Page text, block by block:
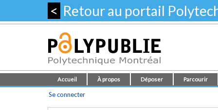
< Retour au portail
Accueil À propos Déposer Parcourir
Se connecter